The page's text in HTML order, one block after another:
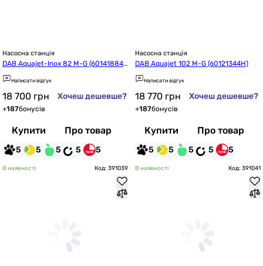
Насосна станція
DAB Aquajet-Inox 82 M-G (60141884
H)
Написати відгук
18 700 грн Хочеш дешевше?
+187бонусів
Купити Про товар
5 5 5 5 5
Насосна станція
DAB Aquajet 102 M-G (60121344H)
Написати відгук
18 770 грн Хочеш дешевше?
+187бонусів
Купити Про товар
5 5 5 5 5
В наявності Код: 391039 В наявності Код: 391041